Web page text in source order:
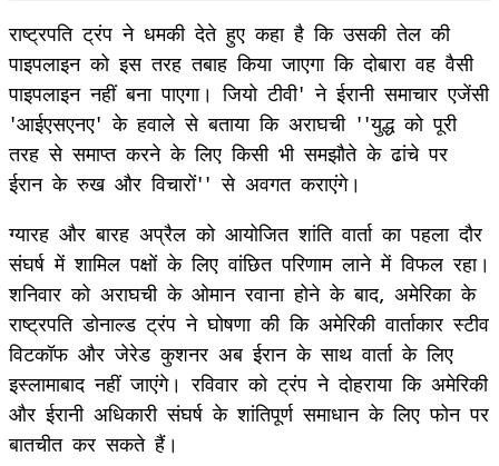
राष्ट्रपति ट्रंप ने धमकी देते हुए कहा है कि उसकी तेल की
पाइपलाइन को इस तरह तबाह किया जाएगा कि दोबारा वह वैसी
पाइपलाइन नहीं बना पाएगा। जियो टीवी' ने ईरानी समाचार एजेंसी
'आईएसएनए' के हवाले से बताया कि अराघची ''युद्ध को पूरी
तरह से समाप्त करने के लिए किसी भी समझौते के ढांचे पर
ईरान के रुख और विचारों'' से अवगत कराएंगे।
ग्यारह और बारह अप्रैल को आयोजित शांति वार्ता का पहला दौर
संघर्ष में शामिल पक्षों के लिए वांछित परिणाम लाने में विफल रहा।
शनिवार को अराघची के ओमान रवाना होने के बाद, अमेरिका के
राष्ट्रपति डोनाल्ड ट्रंप ने घोषणा की कि अमेरिकी वार्ताकार स्टीव
विटकॉफ और जेरेड कुशनर अब ईरान के साथ वार्ता के लिए
इस्लामाबाद नहीं जाएंगे। रविवार को ट्रंप ने दोहराया कि अमेरिकी
और ईरानी अधिकारी संघर्ष के शांतिपूर्ण समाधान के लिए फोन पर
बातचीत कर सकते हैं।